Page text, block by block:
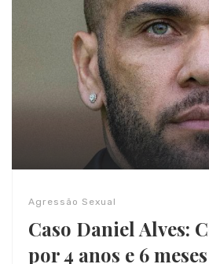
Agressão Sexual
Caso Daniel Alves:
por 4 anos e 6